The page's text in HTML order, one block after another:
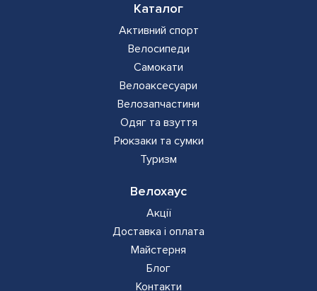
Каталог
Активний спорт
Велосипеди
Самокати
Велоаксесуари
Велозапчастини
Одяг та взуття
Рюкзаки та сумки
Туризм
Велохаус
Акції
Доставка і оплата
Майстерня
Блог
Контакти